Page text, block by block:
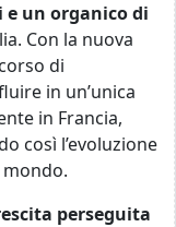
e un organico di
Con la nuova
di
in un’unica
in Francia,
così l’evoluzione
perseguita